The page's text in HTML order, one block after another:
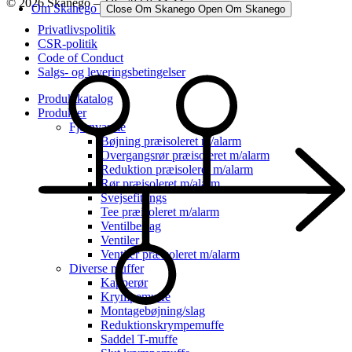
Om Skanego Close Om Skanego Open Om Skanego
Privatlivspolitik
CSR-politik
Code of Conduct
Salgs- og leveringsbetingelser
Produktkatalog
Produkter
Fjernvarme
Bøjning præisoleret m/alarm
Overgangsrør præisoleret m/alarm
Reduktion præisoleret m/alarm
Rør præisoleret m/alarm
Svejsefittings
Tee præisoleret m/alarm
Ventilbeslag
Ventiler
Ventiler præisoleret m/alarm
Diverse muffer
Kapperør
Krympemuffe
Montagebøjning/slag
Reduktionskrympemuffe
Saddel T-muffe